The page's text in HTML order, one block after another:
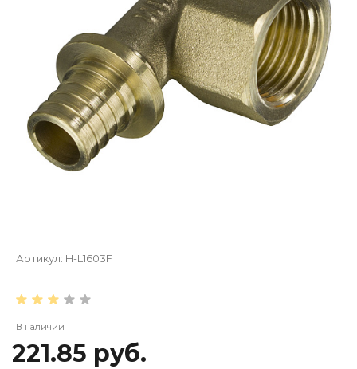
Артикул: H-L1603F
В наличии
221.85 руб.